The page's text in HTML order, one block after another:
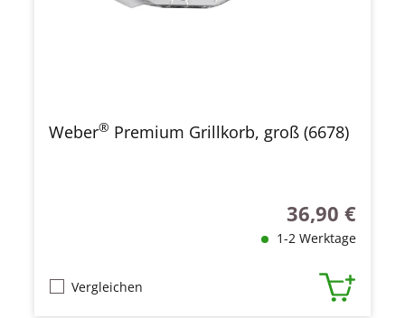
Weber® Premium Grillkorb, groß (6678)
Regulärer Preis:
36,90 €
1-2 Werktage
Vergleichen